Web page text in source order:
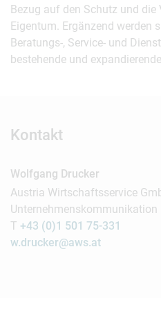
Bezug auf den Schutz und
Eigentum. Ergänzend werden
Beratungs-, Service- und
bestehende und
Kontakt
Wolfgang Drucker
Austria Wirtschaftsservice
Unternehmenskommunikation
T +43 (0)1 501 75-331
w.drucker@aws.at